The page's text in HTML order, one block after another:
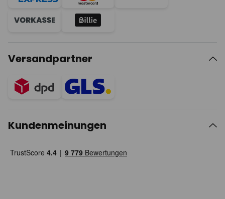
Versandpartner
Kundenmeinungen